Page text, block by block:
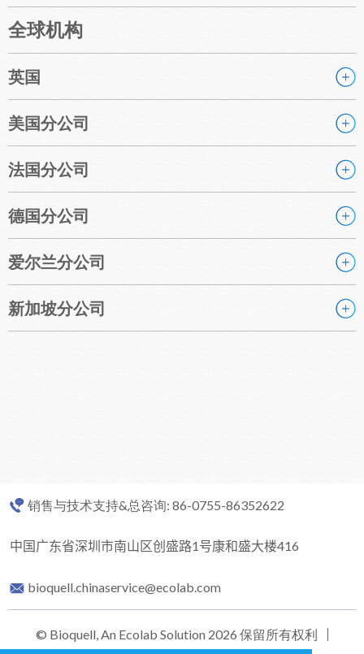
全球机构
英国
美国分公司
法国分公司
德国分公司
爱尔兰分公司
新加坡分公司
销售与技术支持&总咨询: 86-0755-86352622
中国广东省深圳市南山区创盛路1号康和盛大楼416
bioquell.chinaservice@ecolab.com
© Bioquell, An Ecolab Solution 2026 保留所有权利